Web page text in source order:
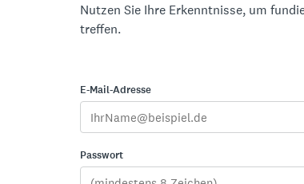
Nutzen Sie Ihre Erkenntnisse, um
treffen.
E-Mail-Adresse
Passwort